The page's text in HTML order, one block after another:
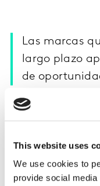
This website uses
We use cookies to
provide social
Las marcas
largo plazo
de
En 2021,
Latinoamérica ya
desaceleración en
masivo, con un
compra.